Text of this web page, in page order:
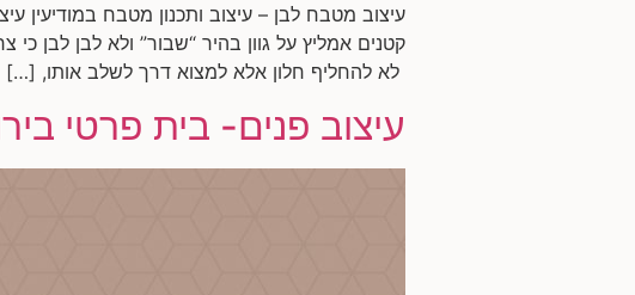
עיצוב מטבח לבן – עיצוב ותכנון מטבח
קטנים אמליץ על גוון בהיר “שבור” ולא לבן לבן
לא להחליף חלון אלא למצוא דרך לשלב אותו, […]
עיצוב פנים- בית פרטי